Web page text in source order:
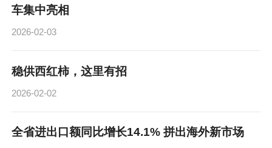
车集中亮相
2026-02-03
稳供西红柿，这里有招
2026-02-02
全省进出口额同比增长14.1% 拼出海外新市场